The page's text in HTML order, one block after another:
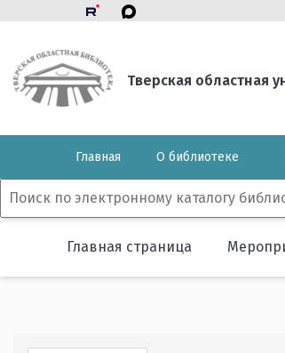
Тверская областная
Главная О библиотеке
Главная страница